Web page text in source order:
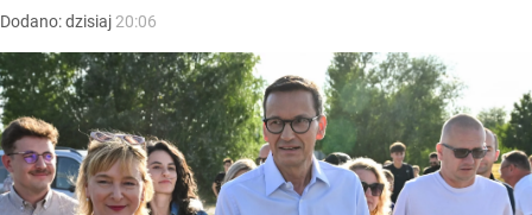
Dodano:dzisiaj 20:06